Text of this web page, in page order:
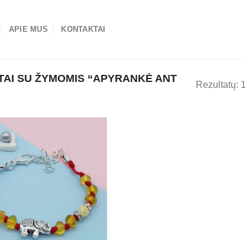
APIE MUS KONTAKTAI
SU ŽYMOMIS “APYRANKĖ ANT
Rezultatų: 1
Mėgstamiausias